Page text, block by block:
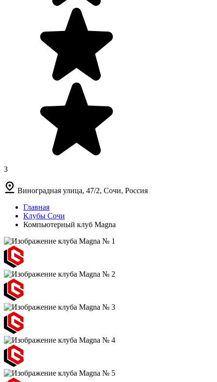
3
Виноградная улица, 47/2, Сочи, Россия
Главная
Клубы Сочи
Компьютерный клуб Magna